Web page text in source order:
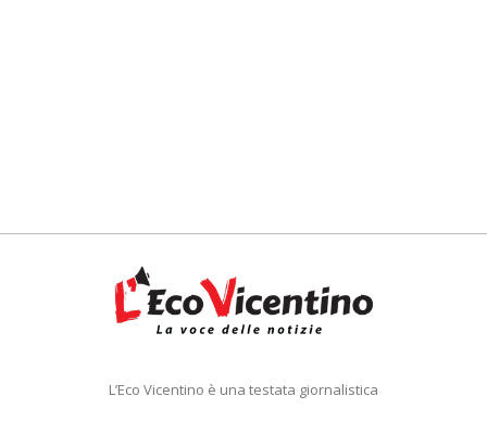
L’Eco Vicentino è una testata giornalistica